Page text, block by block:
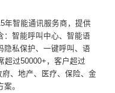
年智能通讯服务商，提供
：智能呼叫中心、智能语
隐私保护、一键呼叫、语
超过50000+，客户超过
、地产、医疗、保险、金
。